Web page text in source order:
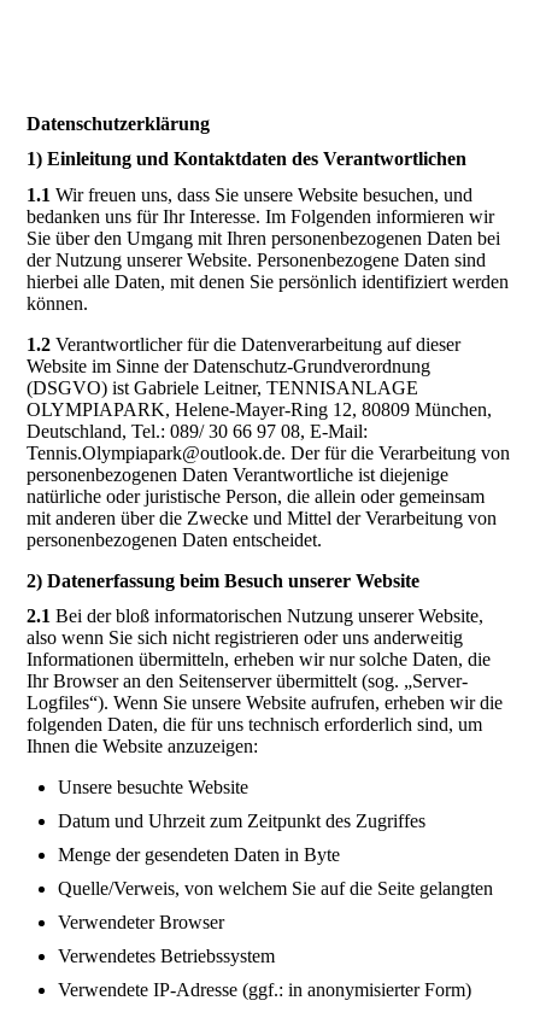
Datenschutzerklärung
1) Einleitung und Kontaktdaten des Verantwortlichen
1.1 Wir freuen uns, dass Sie unsere Website besuchen, und
bedanken uns für Ihr Interesse. Im Folgenden informieren wir
Sie über den Umgang mit Ihren personenbezogenen Daten bei
der Nutzung unserer Website. Personenbezogene Daten sind
hierbei alle Daten, mit denen Sie persönlich identifiziert werden
können.
1.2 Verantwortlicher für die Datenverarbeitung auf dieser
Website im Sinne der Datenschutz-Grundverordnung
(DSGVO) ist Gabriele Leitner, TENNISANLAGE
OLYMPIAPARK, Helene-Mayer-Ring 12, 80809 München,
Deutschland, Tel.: 089/ 30 66 97 08, E-Mail:
Tennis.Olympiapark@outlook.de. Der für die Verarbeitung von
personenbezogenen Daten Verantwortliche ist diejenige
natürliche oder juristische Person, die allein oder gemeinsam
mit anderen über die Zwecke und Mittel der Verarbeitung von
personenbezogenen Daten entscheidet.
2) Datenerfassung beim Besuch unserer Website
2.1 Bei der bloß informatorischen Nutzung unserer Website,
also wenn Sie sich nicht registrieren oder uns anderweitig
Informationen übermitteln, erheben wir nur solche Daten, die
Ihr Browser an den Seitenserver übermittelt (sog. „Server-
Logfiles“). Wenn Sie unsere Website aufrufen, erheben wir die
folgenden Daten, die für uns technisch erforderlich sind, um
Ihnen die Website anzuzeigen:
Unsere besuchte Website
Datum und Uhrzeit zum Zeitpunkt des Zugriffes
Menge der gesendeten Daten in Byte
Quelle/Verweis, von welchem Sie auf die Seite gelangten
Verwendeter Browser
Verwendetes Betriebssystem
Verwendete IP-Adresse (ggf.: in anonymisierter Form)